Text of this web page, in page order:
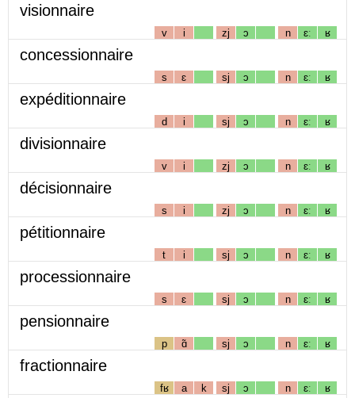
visionnaire
v i zj ɔ n ɛː ʁ
concessionnaire
s ɛ sj ɔ n ɛː ʁ
expéditionnaire
d i sj ɔ n ɛː ʁ
divisionnaire
v i zj ɔ n ɛː ʁ
décisionnaire
s i zj ɔ n ɛː ʁ
pétitionnaire
t i sj ɔ n ɛː ʁ
processionnaire
s ɛ sj ɔ n ɛː ʁ
pensionnaire
p ɑ̃ sj ɔ n ɛː ʁ
fractionnaire
fʁ a k sj ɔ n ɛː ʁ